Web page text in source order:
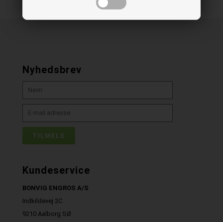
Nyhedsbrev
Kundeservice
BONVIG ENGROS A/S
Indkildevej 2C
9210 Aalborg SØ